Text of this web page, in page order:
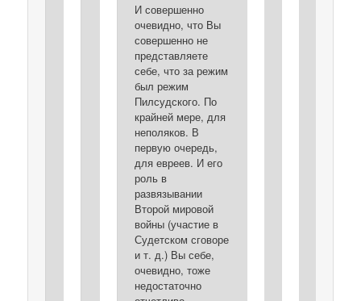
И совершенно
очевидно, что Вы
совершенно не
представляете
себе, что за режим
был режим
Пилсудского. По
крайней мере, для
неполяков. В
первую очередь,
для евреев. И его
роль в
развязывании
Второй мировой
войны (участие в
Судетском сговоре
и т. д.) Вы себе,
очевидно, тоже
недостаточно